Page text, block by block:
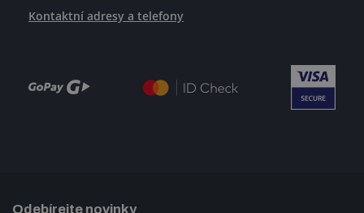
Kontaktní adresy a telefony
Odebírejte novinky